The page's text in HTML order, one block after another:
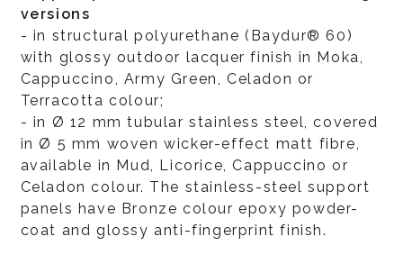
versions
- in structural polyurethane (Baydur® 60)
with glossy outdoor lacquer finish in Moka,
Cappuccino, Army Green, Celadon or
Terracotta colour;
- in Ø 12 mm tubular stainless steel, covered
in Ø 5 mm woven wicker-effect matt fibre,
available in Mud, Licorice, Cappuccino or
Celadon colour. The stainless-steel support
panels have Bronze colour epoxy powder-
coat and glossy anti-fingerprint finish.